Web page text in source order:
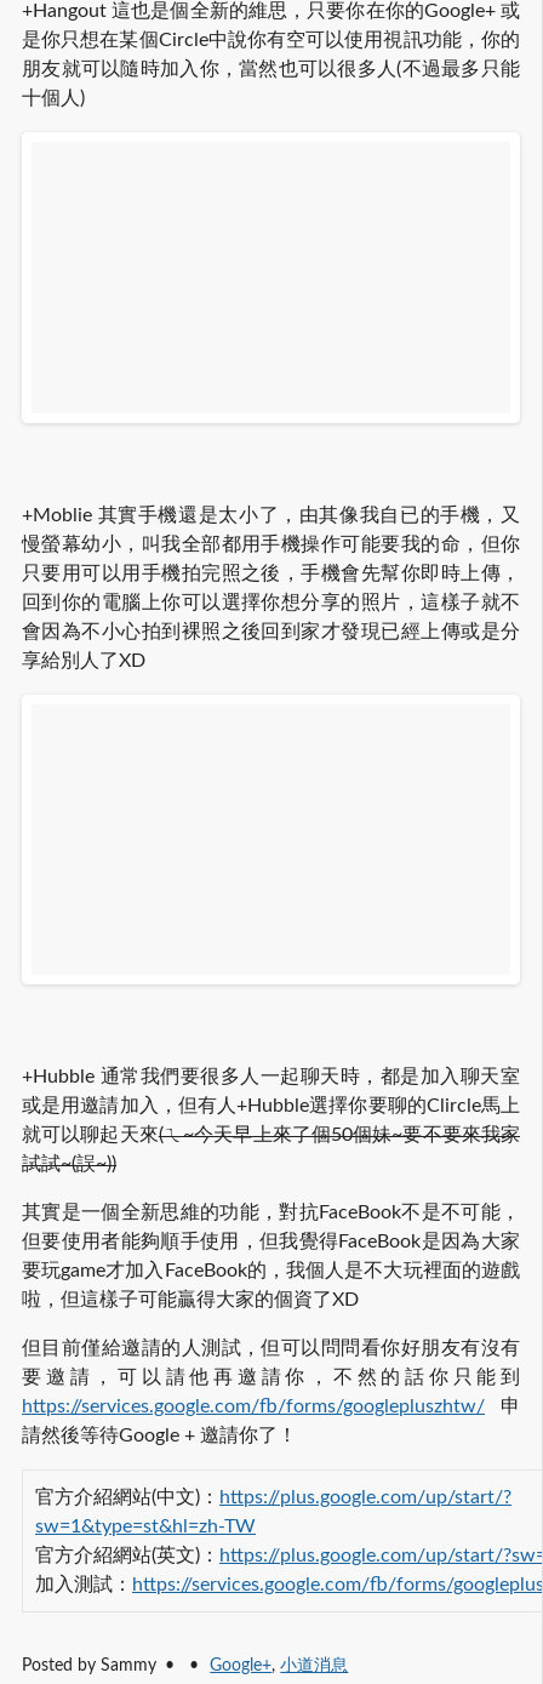
+Hangout 這也是個全新的維思，只要你在你的Google+ 或
是你只想在某個Circle中說你有空可以使用視訊功能，你的
朋友就可以隨時加入你，當然也可以很多人(不過最多只能
十個人)
+Moblie 其實手機還是太小了，由其像我自已的手機，又
慢螢幕幼小，叫我全部都用手機操作可能要我的命，但你
只要用可以用手機拍完照之後，手機會先幫你即時上傳，
回到你的電腦上你可以選擇你想分享的照片，這樣子就不
會因為不小心拍到裸照之後回到家才發現已經上傳或是分
享給別人了XD
+Hubble 通常我們要很多人一起聊天時，都是加入聊天室
或是用邀請加入，但有人+Hubble選擇你要聊的Clircle馬上
就可以聊起天來(ㄟ~今天早上來了個50個妹~要不要來我家
試試~(誤~))
其實是一個全新思維的功能，對抗FaceBook不是不可能，
但要使用者能夠順手使用，但我覺得FaceBook是因為大家
要玩game才加入FaceBook的，我個人是不大玩裡面的遊戲
啦，但這樣子可能贏得大家的個資了XD
但目前僅給邀請的人測試，但可以問問看你好朋友有沒有
要邀請，可以請他再邀請你，不然的話你只能到
https://services.google.com/fb/forms/googlepluszhtw/ 申
請然後等待Google + 邀請你了！
官方介紹網站(中文)： https://plus.google.com/up/start/?
sw=1&type=st&hl=zh-TW
官方介紹網站(英文)： https://plus.google.com/up/start/
加入測試： https://services.google.com/fb/forms/
Posted by Sammy Google+,小道消息